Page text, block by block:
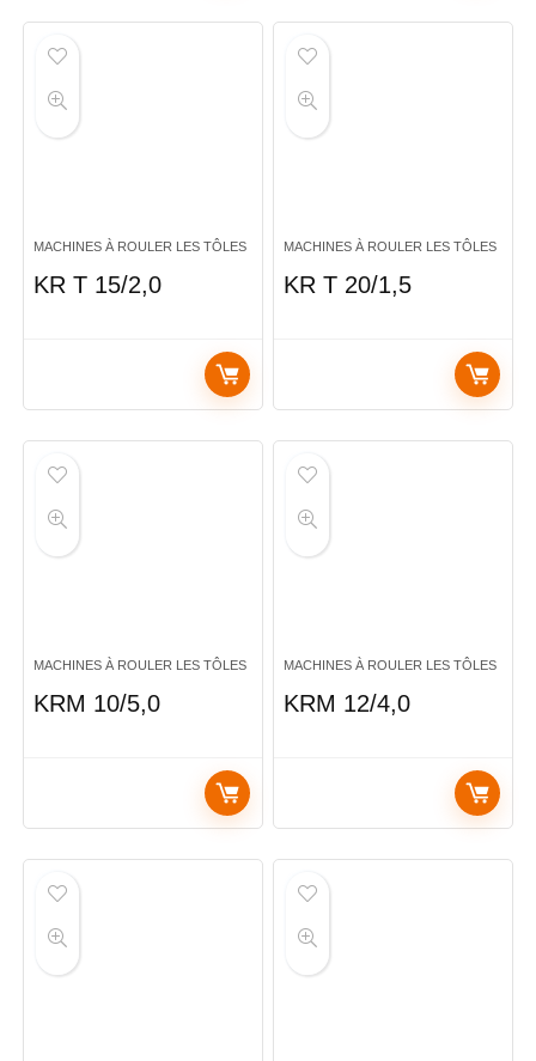
MACHINES À ROULER LES TÔLES
KR T 15/2,0
MACHINES À ROULER LES TÔLES
KR T 20/1,5
MACHINES À ROULER LES TÔLES
KRM 10/5,0
MACHINES À ROULER LES TÔLES
KRM 12/4,0